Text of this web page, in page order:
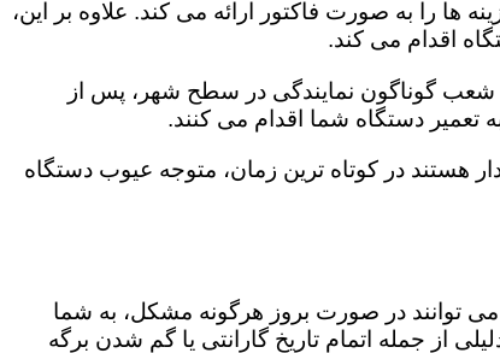
را به صورت فاکتور ارائه می کند. علاوه بر این،
اقدام می کند.
شعب گوناگون نمایندگی در سطح شهر، پس از
دستگاه شما اقدام می کنند.
هستند در کوتاه ترین زمان، متوجه عیوب دستگاه
توانند در صورت بروز هرگونه مشکل، به شما
از جمله اتمام تاریخ گارانتی یا گم شدن برگه